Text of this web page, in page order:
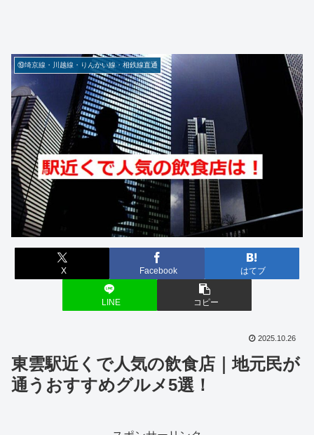
⑲埼京線・川越線・りんかい線・相鉄線直通
X Facebook はてブ
LINE コピー
2025.10.26
東雲駅近くで人気の飲食店｜地元民が
通うおすすめグルメ5選！